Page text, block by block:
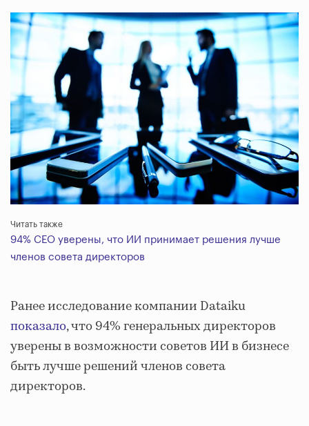
Читать также
94% CEO уверены, что ИИ принимает решения лучше
членов совета директоров
Ранее исследование компании Dataiku
показало, что 94% генеральных директоров
уверены в возможности советов ИИ в бизнесе
быть лучше решений членов совета
директоров.